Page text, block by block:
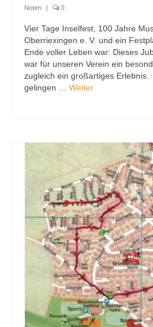
Noten
| 0
Vier Tage Inselfest, 100 Jahre
Oberriexingen e. V. und ein
Ende voller Leben war: Dieses
war für unseren Verein ein
zugleich ein großartiges
gelingen … Weiter